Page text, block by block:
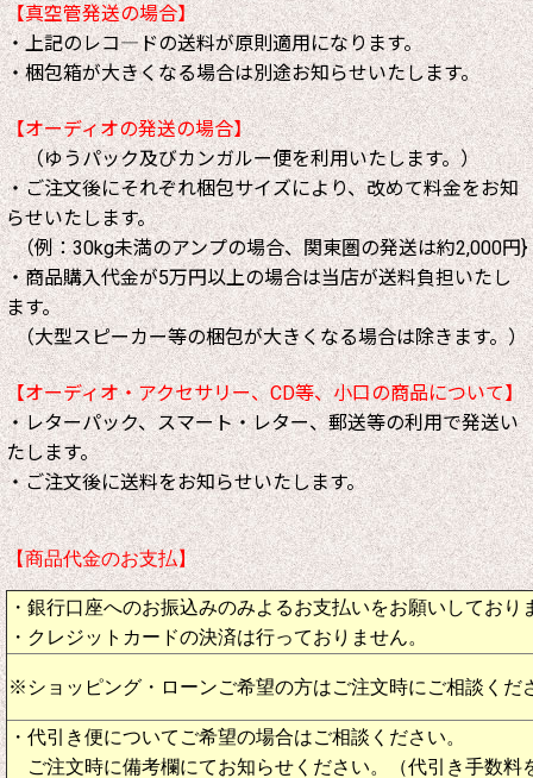
【真空管発送の場合】
・上記のレコ―ドの送料が原則適用になります。
・梱包箱が大きくなる場合は別途お知らせいたします。
【オーディオの発送の場合】
（ゆうパック及びカンガルー便を利用いたします。）
・ご注文後にそれぞれ梱包サイズにより、改めて料金をお知
らせいたします。
（例：30kg未満のアンプの場合、関東圏の発送は約2,000円}
・商品購入代金が5万円以上の場合は当店が送料負担いたし
ます。
（大型スピーカー等の梱包が大きくなる場合は除きます。）
【オーディオ・アクセサリー、CD等、小口の商品について】
・レターパック、スマート・レター、郵送等の利用で発送い
たします。
・ご注文後に送料をお知らせいたします。
【商品代金のお支払】
・銀行口座へのお振込みのみよるお支払いをお願いしており
・クレジットカードの決済は行っておりません。
※ショッピング・ローンご希望の方はご注文時にご相談くだ
・代引き便についてご希望の場合はご相談ください。
ご注文時に備考欄にてお知らせください。（代引き手数料